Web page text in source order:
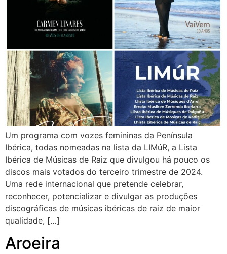
Um programa com vozes femininas da Península
Ibérica, todas nomeadas na lista da LIMúR, a Lista
Ibérica de Músicas de Raiz que divulgou há pouco os
discos mais votados do terceiro trimestre de 2024.
Uma rede internacional que pretende celebrar,
reconhecer, potencializar e divulgar as produções
discográficas de músicas ibéricas de raiz de maior
qualidade, […]
Aroeira